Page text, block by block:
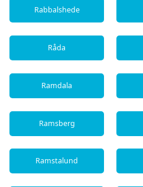
Rabbalshede
Råda
Ramdala
Ramsberg
Ramstalund